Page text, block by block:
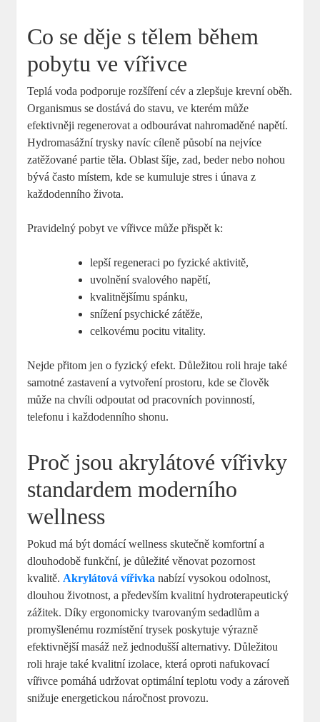
Co se děje s tělem během
pobytu ve vířivce
Teplá voda podporuje rozšíření cév a zlepšuje krevní oběh.
Organismus se dostává do stavu, ve kterém může
efektivněji regenerovat a odbourávat nahromaděné napětí.
Hydromasážní trysky navíc cíleně působí na nejvíce
zatěžované partie těla. Oblast šíje, zad, beder nebo nohou
bývá často místem, kde se kumuluje stres i únava z
každodenního života.
Pravidelný pobyt ve vířivce může přispět k:
lepší regeneraci po fyzické aktivitě,
uvolnění svalového napětí,
kvalitnějšímu spánku,
snížení psychické zátěže,
celkovému pocitu vitality.
Nejde přitom jen o fyzický efekt. Důležitou roli hraje také
samotné zastavení a vytvoření prostoru, kde se člověk
může na chvíli odpoutat od pracovních povinností,
telefonu i každodenního shonu.
Proč jsou akrylátové vířivky
standardem moderního
wellness
Pokud má být domácí wellness skutečně komfortní a
dlouhodobě funkční, je důležité věnovat pozornost
kvalitě. Akrylátová vířivka nabízí vysokou odolnost,
dlouhou životnost, a především kvalitní hydroterapeutický
zážitek. Díky ergonomicky tvarovaným sedadlům a
promyšlenému rozmístění trysek poskytuje výrazně
efektivnější masáž než jednodušší alternativy. Důležitou
roli hraje také kvalitní izolace, která oproti nafukovací
vířivce pomáhá udržovat optimální teplotu vody a zároveň
snižuje energetickou náročnost provozu.